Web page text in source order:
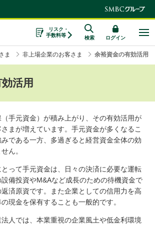
リスク・
手数料等
検索 ログイン
ま 非上場企業のお客さま 余裕資金の有効活用
活用
手元資金）が積み上がり、その有効活用が
まが増えています。手元資金が多くなるこ
である一方、多過ぎると経営資金全体の効
ん。
って手元資金は、日々の決済に必要な運転
備投資やM&Aなど成長のための待機資金で
済原資です。また企業としての信用力を高
現金を保有することも一般的です。
人では、本業重視の企業風土や低金利環境